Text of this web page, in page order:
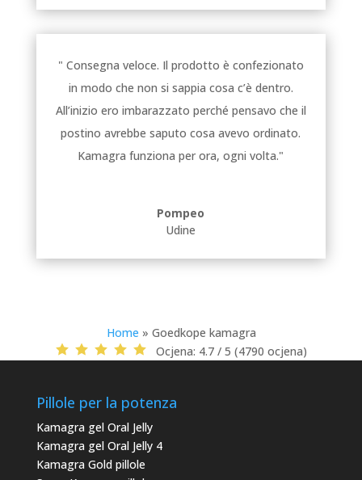
" Consegna veloce. Il prodotto è confezionato
in modo che non si sappia cosa c’è dentro.
All’inizio ero imbarazzato perché pensavo che il
postino avrebbe saputo cosa avevo ordinato.
Kamagra funziona per ora, ogni volta."
Pompeo
Udine
Home » Goedkope kamagra
Ocjena: 4.7 / 5 (4790 ocjena)
Pillole per la potenza
Kamagra gel Oral Jelly
Kamagra gel Oral Jelly 4
Kamagra Gold pillole